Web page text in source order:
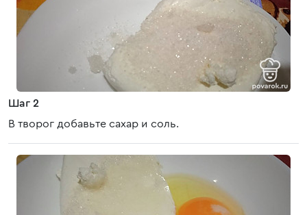
Шаг 2
В творог добавьте сахар и соль.